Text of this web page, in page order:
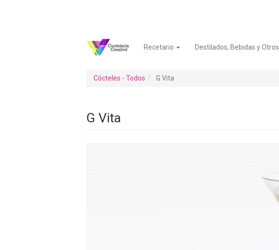
NavegaciónRecetario Destilados, Bebidas y Otros
Menú
cuenta
de
Cócteles - Todos G Vita
G Vita